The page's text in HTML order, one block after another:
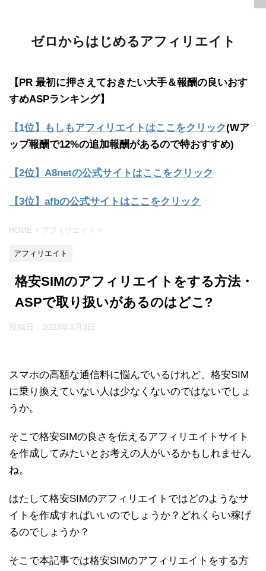
ゼロからはじめるアフィリエイト
【PR 最初に押さえておきたい大手＆報酬の良いおす
すめASPランキング】
【1位】もしもアフィリエイトはここをクリック(Wア
ップ報酬で12%の追加報酬があるので特おすすめ)
【2位】A8netの公式サイトはここをクリック
【3位】afbの公式サイトはここをクリック
HOME > アフィリエイト >
アフィリエイト
格安SIMのアフィリエイトをする方法・
ASPで取り扱いがあるのはどこ?
投稿日： 2023年3月3日
スマホの高額な通信料に悩んでいるけれど、格安SIM
に乗り換えていない人は少なくないのではないでしょ
うか。
そこで格安SIMの良さを伝えるアフィリエイトサイト
を作成してみたいとお考えの人がいるかもしれません
ね。
はたして格安SIMのアフィリエイトではどのようなサ
イトを作成すればいいのでしょうか？どれくらい稼げ
るのでしょうか？
そこで本記事では格安SIMのアフィリエイトをする方